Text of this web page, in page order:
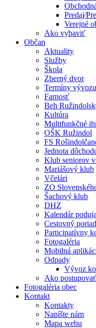
Verejné
Ako vybaviť
Občan
Aktuality
Služby
Škola
Zberný dvor
Termíny
Farnosť
Beh
Kultúra
Multifunkčné
OŠK Ružindol
FS
Jednota
Klub seniorov
Mariášový klub
Včelári
ZO
Šachový klub
DHZ
Kalendár
Cestovný
Participatívny
Fotogaléria
Mobilná
Odpady
Vývoz
Ako
Fotogaléria obec
Kontakt
Kontakty
Napíšte nám
Mapa webu